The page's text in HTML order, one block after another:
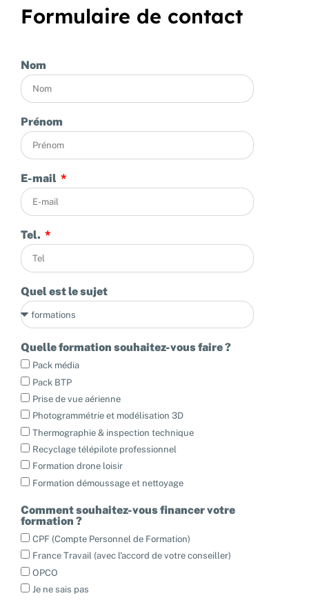
Formulaire de contact
Nom
Prénom
E-mail
Tel.
Quel est le sujet
Quelle formation souhaitez-vous faire ?
Pack média
Pack BTP
Prise de vue aérienne
Photogrammétrie et modélisation 3D
Thermographie & inspection technique
Recyclage télépilote professionnel
Formation drone loisir
Formation démoussage et nettoyage
Comment souhaitez-vous financer votre
formation ?
CPF (Compte Personnel de Formation)
France Travail (avec l'accord de votre conseiller)
OPCO
Je ne sais pas